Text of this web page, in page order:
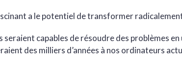
a le potentiel de transformer
capables de résoudre des problèmes en
des milliers d’années à nos ordinateurs